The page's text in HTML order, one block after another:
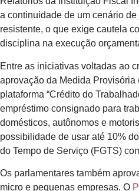
a continuidade de um cenário
resistente, o que exige cautela
disciplina na execução
Entre as iniciativas voltadas ao
aprovação da Medida Provisória
plataforma “Crédito do
empréstimo consignado para
domésticos, autônomos e
possibilidade de usar até 10%
do Tempo de Serviço (FGTS)
Os parlamentares também
micro e pequenas empresas. O